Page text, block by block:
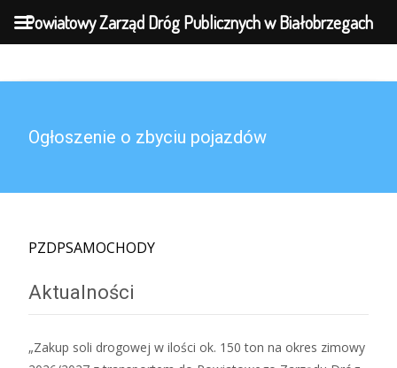
Ogłoszenie o zbyciu pojazdów
PZDPSAMOCHODY
Aktualności
„Zakup soli drogowej w ilości ok. 150 ton na okres zimowy
Powiatowy Zarząd Dróg Publicznych w Białobrzegach
MENU